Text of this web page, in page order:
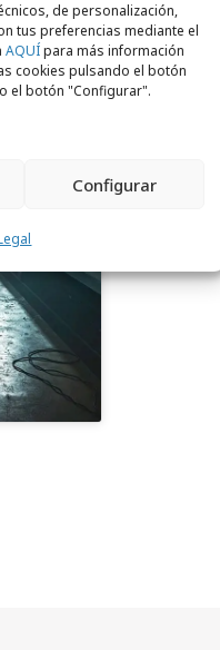
de personalización,
tus preferencias mediante el
AQUÍpara más información
cookies pulsando el botón
el botón "Configurar".
Configurar